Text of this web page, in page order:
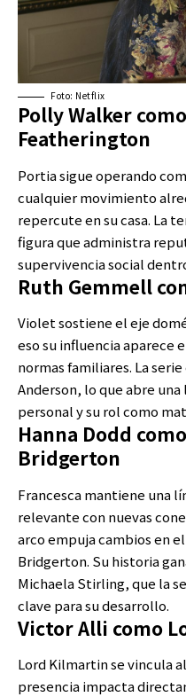
Foto: Netflix
Polly Walker
Featherington
Portia sigue operando
cualquier movimiento
repercute en su casa. La
figura que administra
supervivencia social
Ruth Gemmell
Violet sostiene el eje
eso su influencia aparece
normas familiares. La
Anderson, lo que abre
personal y su rol como
Hanna Dodd
Bridgerton
Francesca mantiene una
relevante con nuevas
arco empuja cambios en
Bridgerton. Su historia
Michaela Stirling, que la
clave para su desarrollo.
Victor Alli como
Lord Kilmartin se vincula
presencia impacta